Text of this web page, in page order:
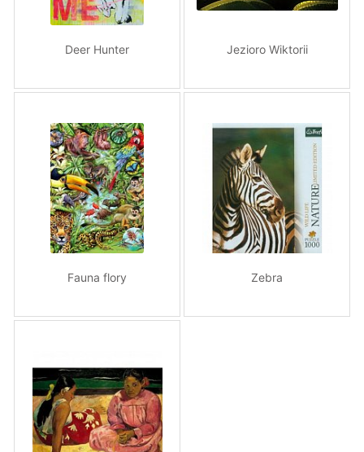
Deer Hunter Jezioro Wiktorii
Fauna flory Zebra